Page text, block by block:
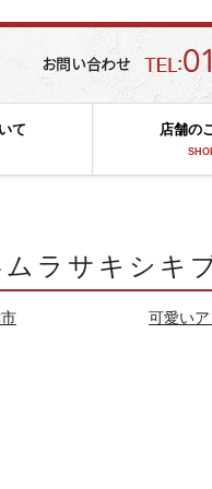
て 店舗の
ラサキシキ
可愛い